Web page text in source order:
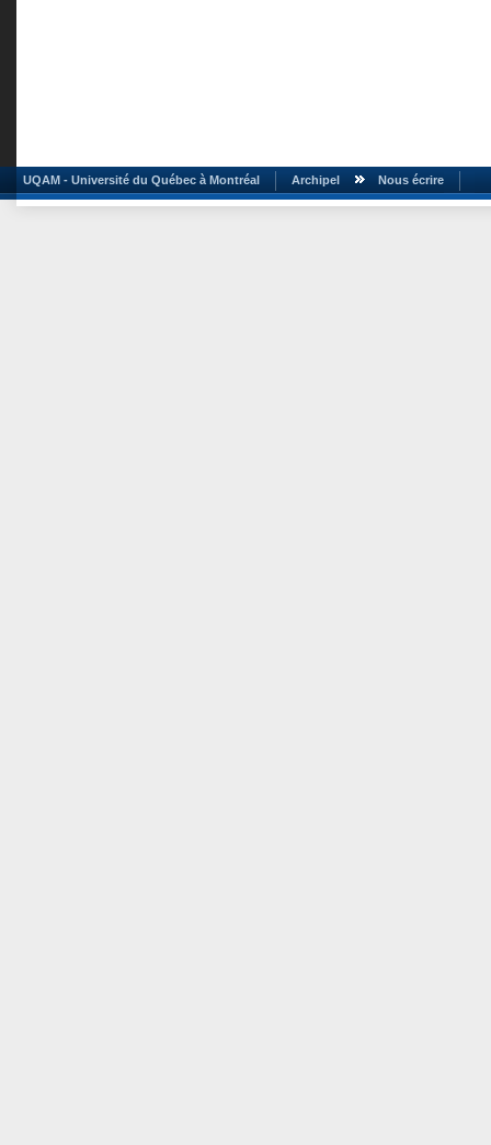
UQAM - Université du Québec à Montréal Archipel Nous écrire